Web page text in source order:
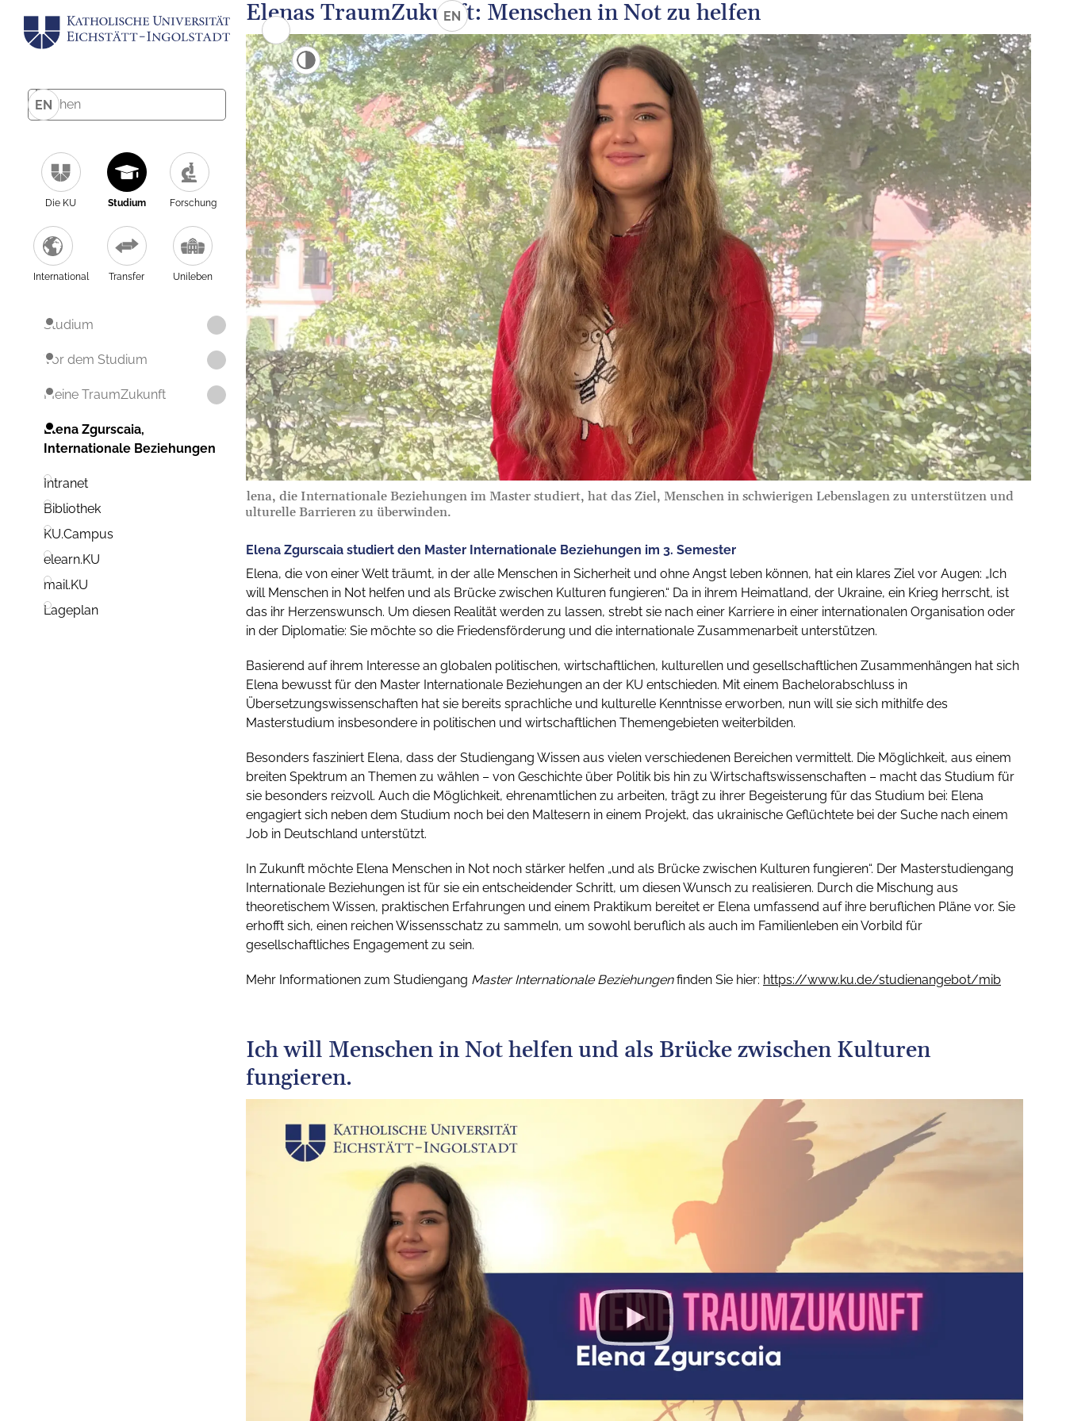
EN
Die KU Studium Forschung
International Transfer Unileben
Studium
Vor dem Studium
Meine TraumZukunft
Elena Zgurscaia,
Internationale Beziehungen
Intranet
Bibliothek
KU.Campus
elearn.KU
mail.KU
Lageplan
EN
Elenas TraumZukunft: Menschen in Not zu helfen
Elena, die Internationale Beziehungen im Master studiert, hat das Ziel, Menschen in schwierigen Lebenslagen zu unterstützen und
kulturelle Barrieren zu überwinden.
Elena Zgurscaia studiert den Master Internationale Beziehungen im 3. Semester
Elena, die von einer Welt träumt, in der alle Menschen in Sicherheit und ohne Angst leben können, hat ein klares Ziel vor Augen: „Ich
will Menschen in Not helfen und als Brücke zwischen Kulturen fungieren.“ Da in ihrem Heimatland, der Ukraine, ein Krieg herrscht, ist
das ihr Herzenswunsch. Um diesen Realität werden zu lassen, strebt sie nach einer Karriere in einer internationalen Organisation oder
in der Diplomatie: Sie möchte so die Friedensförderung und die internationale Zusammenarbeit unterstützen.
Basierend auf ihrem Interesse an globalen politischen, wirtschaftlichen, kulturellen und gesellschaftlichen Zusammenhängen hat sich
Elena bewusst für den Master Internationale Beziehungen an der KU entschieden. Mit einem Bachelorabschluss in
Übersetzungswissenschaften hat sie bereits sprachliche und kulturelle Kenntnisse erworben, nun will sie sich mithilfe des
Masterstudium insbesondere in politischen und wirtschaftlichen Themengebieten weiterbilden.
Besonders fasziniert Elena, dass der Studiengang Wissen aus vielen verschiedenen Bereichen vermittelt. Die Möglichkeit, aus einem
breiten Spektrum an Themen zu wählen – von Geschichte über Politik bis hin zu Wirtschaftswissenschaften – macht das Studium für
sie besonders reizvoll. Auch die Möglichkeit, ehrenamtlichen zu arbeiten, trägt zu ihrer Begeisterung für das Studium bei: Elena
engagiert sich neben dem Studium noch bei den Maltesern in einem Projekt, das ukrainische Geflüchtete bei der Suche nach einem
Job in Deutschland unterstützt.
In Zukunft möchte Elena Menschen in Not noch stärker helfen „und als Brücke zwischen Kulturen fungieren“. Der Masterstudiengang
Internationale Beziehungen ist für sie ein entscheidender Schritt, um diesen Wunsch zu realisieren. Durch die Mischung aus
theoretischem Wissen, praktischen Erfahrungen und einem Praktikum bereitet er Elena umfassend auf ihre beruflichen Pläne vor. Sie
erhofft sich, einen reichen Wissensschatz zu sammeln, um sowohl beruflich als auch im Familienleben ein Vorbild für
gesellschaftliches Engagement zu sein.
Mehr Informationen zum Studiengang Master Internationale Beziehungenfinden Sie hier: https://www.ku.de/studienangebot/mib
Ich will Menschen in Not helfen und als Brücke zwischen Kulturen
fungieren.